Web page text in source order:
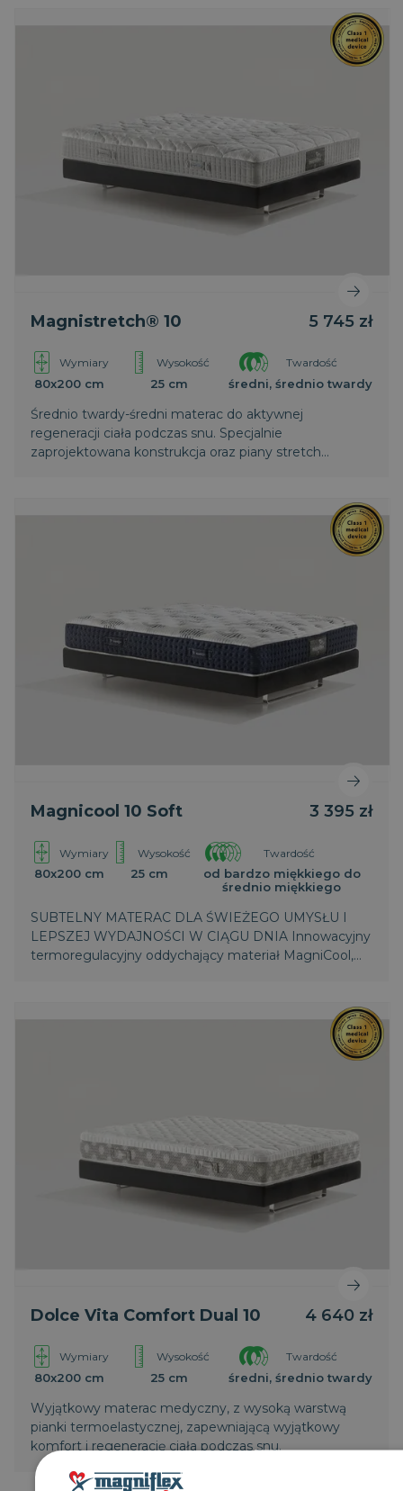
Magnistretch® 10 5 745 zł
Wymiary
80x200 cm
Wysokość
25 cm
Twardość
średni, średnio twardy
Średnio twardy-średni materac do aktywnej
regeneracji ciała podczas snu. Specjalnie
zaprojektowana konstrukcja oraz piany stretch
termoelastycznej pianki zapewnia większy komfort.
Magnicool 10 Soft 3 395 zł
Wymiary
80x200 cm
Wysokość
25 cm
Twardość
od bardzo miękkiego do
średnio miękkiego
SUBTELNY MATERAC DLA ŚWIEŻEGO UMYSŁU I
LEPSZEJ WYDAJNOŚCI W CIĄGU DNIA Innowacyjny
termoregulacyjny oddychający materiał MagniCool,
Dolce Vita Comfort Dual 10 4 640 zł
Wymiary
80x200 cm
Wysokość
25 cm
Twardość
średni, średnio twardy
Wyjątkowy materac medyczny, z wysoką warstwą
pianki termoelastycznej, zapewniającą wyjątkowy
komfort i regenerację ciała podczas snu.